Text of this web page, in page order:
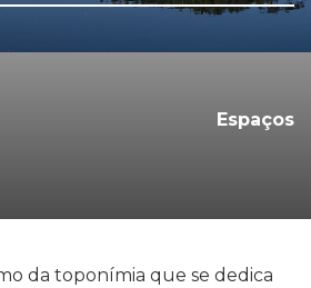
Espaços
da toponímia que se dedica